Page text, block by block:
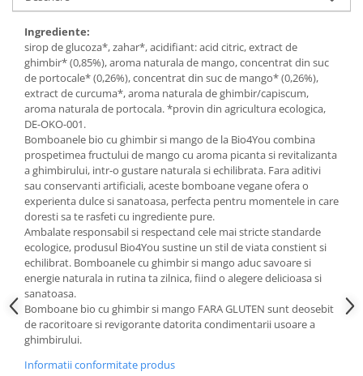
Budinca bio
Indulcitori bio
Inghetata bio si decoratiuni
Ingrediente bio pentru copt
Masline bio si antipasti
Antipasti bio
Masline bio
Pesto bio
Musli si terci
Fulgi din cereale bio
Musli bio
Terci bio
Orez bio si leguminoase
Legume bio
Legume bio in conserva
Ingrediente:
sirop de glucoza*, zahar*, acidifiant: acid citric, extract de
ghimbir* (0,85%), aroma naturala de mango, concentrat din suc
de portocale* (0,26%), concentrat din suc de mango* (0,26%),
extract de curcuma*, aroma naturala de ghimbir/capiscum,
aroma naturala de portocala. *provin din agricultura ecologica,
DE-OKO-001.
Bomboanele bio cu ghimbir si mango de la Bio4You combina
prospetimea fructului de mango cu aroma picanta si revitalizanta
a ghimbirului, intr-o gustare naturala si echilibrata. Fara aditivi
sau conservanti artificiali, aceste bomboane vegane ofera o
experienta dulce si sanatoasa, perfecta pentru momentele in care
doresti sa te rasfeti cu ingrediente pure.
Ambalate responsabil si respectand cele mai stricte standarde
ecologice, produsul Bio4You sustine un stil de viata constient si
echilibrat. Bomboanele cu ghimbir si mango aduc savoare si
energie naturala in rutina ta zilnica, fiind o alegere delicioasa si
sanatoasa.
Bomboane bio cu ghimbir si mango FARA GLUTEN sunt deosebit
de racoritoare si revigorante datorita condimentarii usoare a
ghimbirului.
Informatii conformitate produs